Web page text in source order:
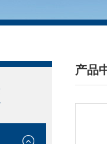
产品
/